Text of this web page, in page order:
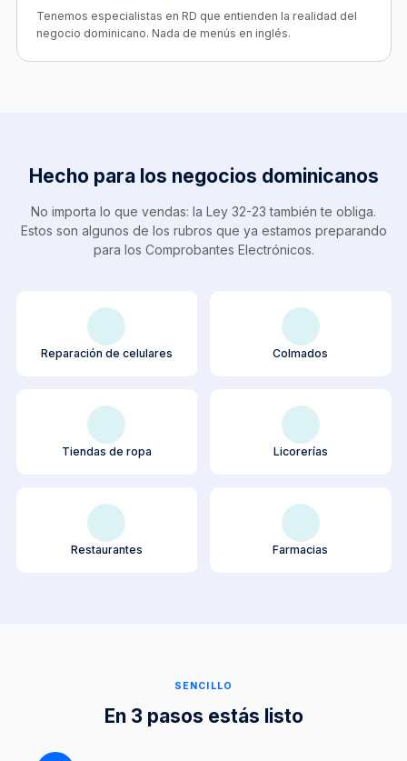
Tenemos especialistas en RD que entienden la realidad del
negocio dominicano. Nada de menús en inglés.
Hecho para los negocios dominicanos
No importa lo que vendas: la Ley 32-23 también te obliga.
Estos son algunos de los rubros que ya estamos preparando
para los Comprobantes Electrónicos.
Reparación de celulares Colmados
Tiendas de ropa Licorerías
Restaurantes Farmacias
SENCILLO
En 3 pasos estás listo